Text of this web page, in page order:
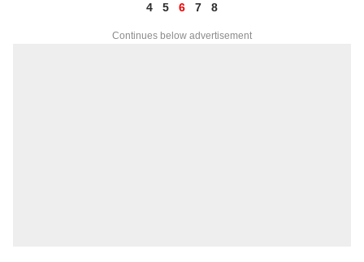
4 5 6 7 8
Continues below advertisement